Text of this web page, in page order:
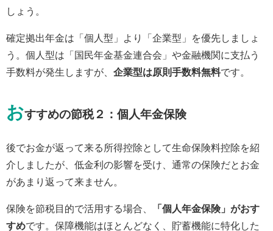
しょう。
確定拠出年金は「個人型」より「企業型」を優先しましょ
う。個人型は「国民年金基金連合会」や金融機関に支払う
手数料が発生しますが、 企業型は原則手数料無料です。
おすすめの節税２：個人年金保険
後でお金が返って来る所得控除として生命保険料控除を紹
介しましたが、低金利の影響を受け、通常の保険だとお金
があまり返って来ません。
保険を節税目的で活用する場合、
「個人年金保険」がおす
すめです。保障機能はほとんどなく、貯蓄機能に特化した